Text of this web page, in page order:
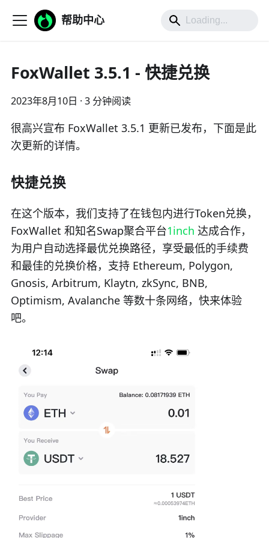
帮助中心
FoxWallet 3.5.1 - 快捷兑换
2023年8月10日 · 3 分钟阅读
很高兴宣布 FoxWallet 3.5.1 更新已发布，下面是此
次更新的详情。
快捷兑换
在这个版本，我们支持了在钱包内进行Token兑换，
FoxWallet 和知名Swap聚合平台1inch 达成合作，
为用户自动选择最优兑换路径，享受最低的手续费
和最佳的兑换价格，支持 Ethereum, Polygon,
Gnosis, Arbitrum, Klaytn, zkSync, BNB,
Optimism, Avalanche 等数十条网络，快来体验
吧。